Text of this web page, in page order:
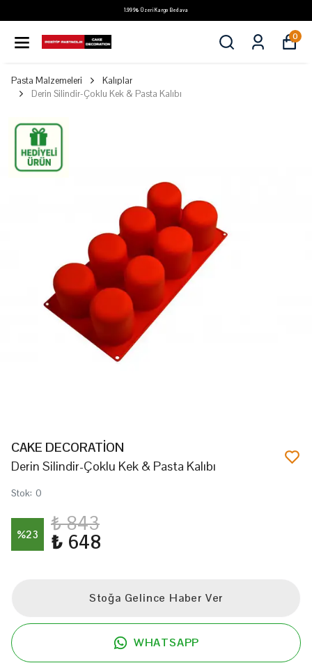
1.999₺ Üzeri Kargo Bedava
0
Pasta Malzemeleri
Kalıplar
Derin Silindir-Çoklu Kek & Pasta Kalıbı
CAKE DECORATİON
Derin Silindir-Çoklu Kek & Pasta Kalıbı
Stok: 0
%23 ₺ 843
₺ 648
Stoğa Gelince Haber Ver
WHATSAPP